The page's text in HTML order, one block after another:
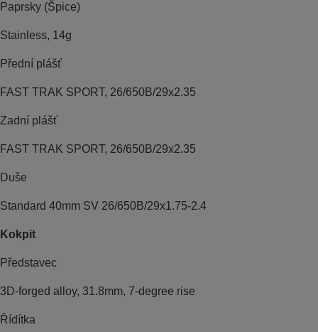
Paprsky (Špice)
Stainless, 14g
Přední plášť
FAST TRAK SPORT, 26/650B/29x2.35
Zadní plášť
FAST TRAK SPORT, 26/650B/29x2.35
Duše
Standard 40mm SV 26/650B/29x1.75-2.4
Kokpit
Představec
3D-forged alloy, 31.8mm, 7-degree rise
Řídítka